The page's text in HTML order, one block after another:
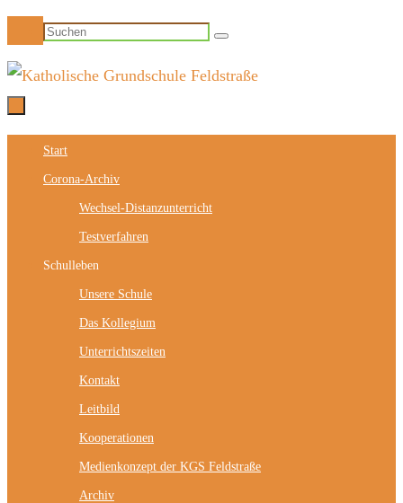
Inhalt
Suchen
Suchen
Inhalt
Start
Corona-Archiv
Wechsel-Distanzunterricht
Testverfahren
Schulleben
Unsere Schule
Das Kollegium
Unterrichtszeiten
Kontakt
Leitbild
Kooperationen
Medienkonzept der KGS Feldstraße
Archiv